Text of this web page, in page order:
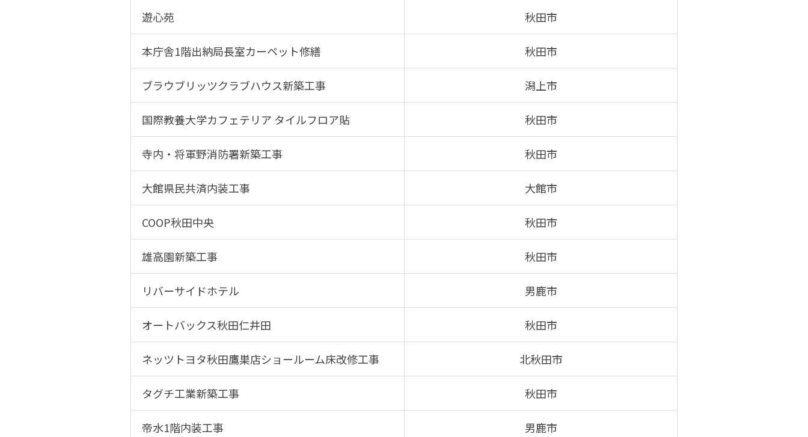
遊心苑 秋田市
本庁舎1階出納局長室カーペット修繕 秋田市
ブラウブリッツクラブハウス新築工事 潟上市
国際教養大学カフェテリア タイルフロア貼 秋田市
寺内・将軍野消防署新築工事 秋田市
大館県民共済内装工事 大館市
COOP秋田中央 秋田市
雄高園新築工事 秋田市
リバーサイドホテル 男鹿市
オートバックス秋田仁井田 秋田市
ネッツトヨタ秋田鷹巣店ショールーム床改修工事 北秋田市
タグチ工業新築工事 秋田市
帝水1階内装工事 男鹿市